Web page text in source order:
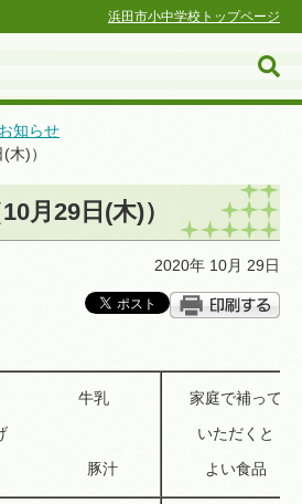
浜田市小中学校トップページ
ページ
お知らせ
)）
月29日(木)）
2020年 10月 29日
牛乳
豚汁
家庭で補って
いただくと
よい食品